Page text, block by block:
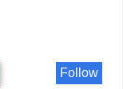
Follow